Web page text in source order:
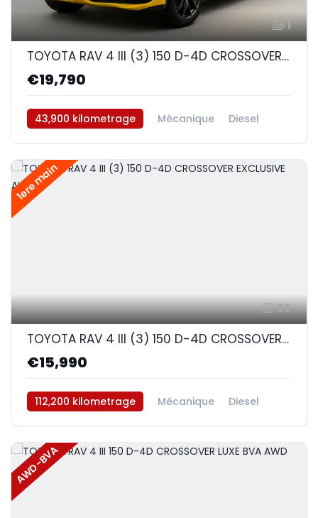
1
TOYOTA RAV 4 III (3) 150 D-4D CROSSOVER EXCLUSIVE AWD
€19,790
43,900 kilometrage Mécanique
Diesel
1ere main
36
TOYOTA RAV 4 III (3) 150 D-4D CROSSOVER EXCLUSIVE AWD
€15,990
112,200 kilometrage Mécanique
Diesel
AWD-BVA